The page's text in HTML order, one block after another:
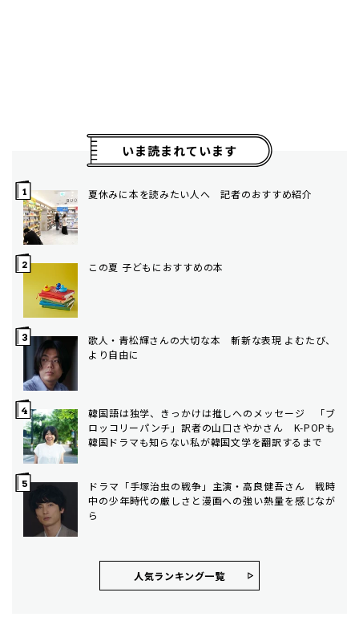
いま読まれています
夏休みに本を読みたい人へ 記者のおすすめ紹介
この夏 子どもにおすすめの本
歌人・青松輝さんの大切な本 斬新な表現 よむたび、
より自由に
韓国語は独学、きっかけは推しへのメッセージ 「ブ
ロッコリーパンチ」訳者の山口さやかさん K-POPも
韓国ドラマも知らない私が韓国文学を翻訳するまで
ドラマ「手塚治虫の戦争」主演・高良健吾さん 戦時
中の少年時代の厳しさと漫画への強い熱量を感じなが
ら
人気ランキング⼀覧